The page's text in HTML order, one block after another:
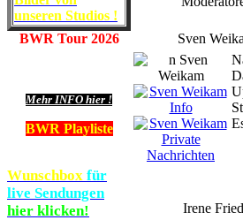
unseren Studios !
BWR Tour 2026
Mehr INFO hier !
BWR Playliste
Wunschbox für
live Sendungen
hier klicken!
Sven
Irene